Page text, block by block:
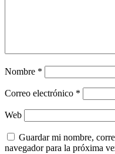
Nombre *
Correo electrónico *
Web
Guardar mi nombre,
navegador para la próxima